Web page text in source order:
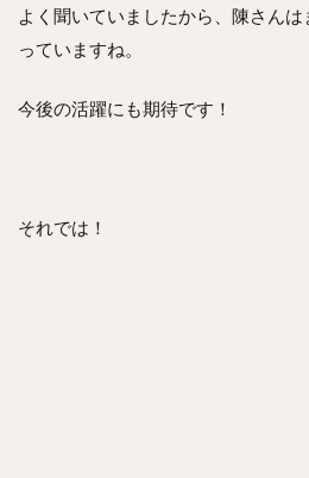
よく聞いていましたから、陳さんは
っていますね。
今後の活躍にも期待です！
それでは！